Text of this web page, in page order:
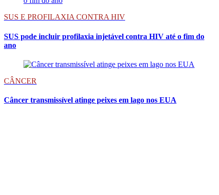
SUS E PROFILAXIA CONTRA HIV
SUS pode incluir profilaxia injetável contra HIV até o fim do
ano
CÂNCER
Câncer transmissível atinge peixes em lago nos EUA